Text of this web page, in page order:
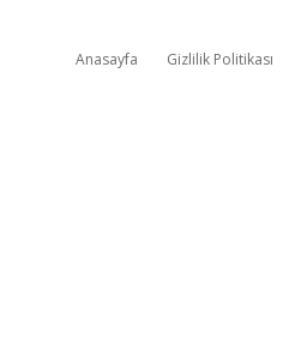
Anasayfa Gizlilik Politikası